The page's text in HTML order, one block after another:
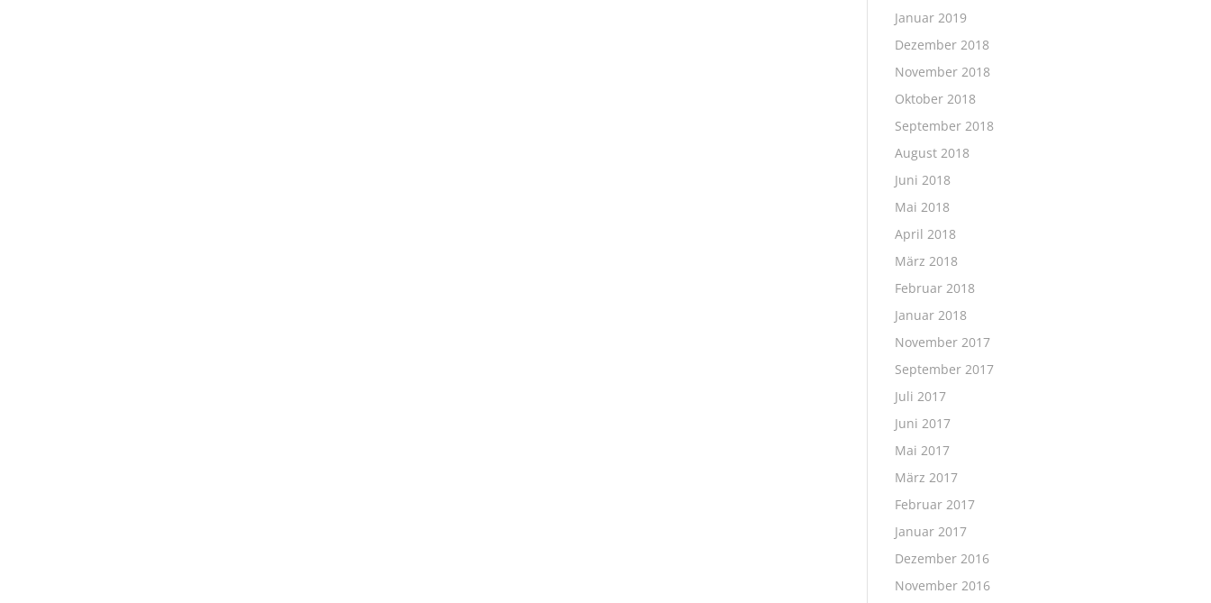
Januar 2019
Dezember 2018
November 2018
Oktober 2018
September 2018
August 2018
Juni 2018
Mai 2018
April 2018
März 2018
Februar 2018
Januar 2018
November 2017
September 2017
Juli 2017
Juni 2017
Mai 2017
März 2017
Februar 2017
Januar 2017
Dezember 2016
November 2016